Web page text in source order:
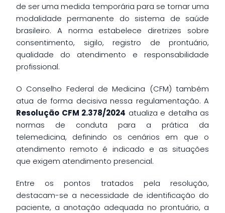
de ser uma medida temporária para se tornar uma
modalidade permanente do sistema de saúde
brasileiro. A norma estabelece diretrizes sobre
consentimento, sigilo, registro de prontuário,
qualidade do atendimento e responsabilidade
profissional.
O Conselho Federal de Medicina (CFM) também
atua de forma decisiva nessa regulamentação. A
Resolução CFM 2.378/2024 atualiza e detalha as
normas de conduta para a prática da
telemedicina, definindo os cenários em que o
atendimento remoto é indicado e as situações
que exigem atendimento presencial.
Entre os pontos tratados pela resolução,
destacam-se a necessidade de identificação do
paciente, a anotação adequada no prontuário, a